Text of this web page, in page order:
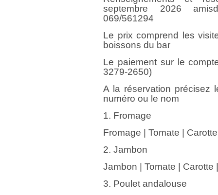
septembre 2026
069/561294
Le prix comprend les
boissons du bar
Le paiement sur le
3279-2650)
A la réservation précisez
numéro ou le nom
1. Fromage
Fromage | Tomate |
2. Jambon
Jambon | Tomate | Carotte
3. Poulet andalouse